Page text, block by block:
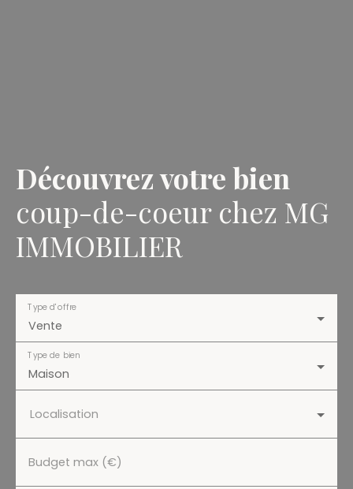
Découvrez votre bien
coup-de-coeur chez MG
IMMOBILIER
Vente
Type d'offre
Maison
Type de bien
Localisation
Budget max (€)